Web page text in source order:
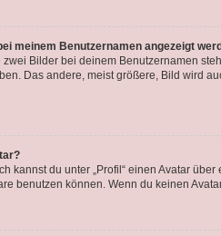
meinem Benutzernamen angezeigt
zwei Bilder bei deinem Benutzernamen
Das andere, meist größere, Bild wird
kannst du unter „Profil“ einen Avatar
benutzen können. Wenn du keinen